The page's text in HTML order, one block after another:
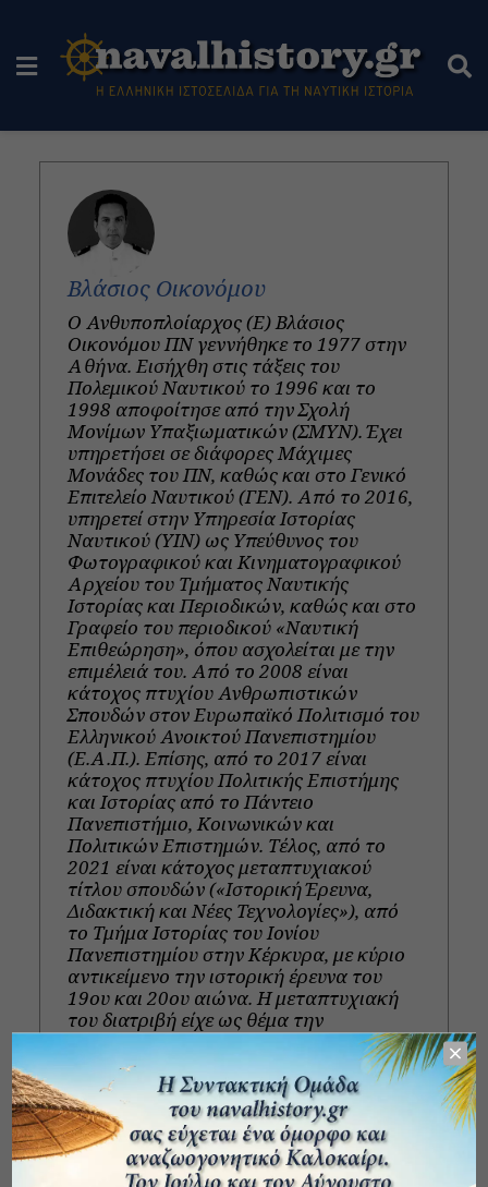
Βλάσιος Οικονόμου
Ο Ανθυποπλοίαρχος (Ε) Βλάσιος
Οικονόμου ΠΝ γεννήθηκε το 1977 στην
Αθήνα. Εισήχθη στις τάξεις του
Πολεμικού Ναυτικού το 1996 και το
1998 αποφοίτησε από την Σχολή
Μονίμων Υπαξιωματικών (ΣΜΥΝ). Έχει
υπηρετήσει σε διάφορες Μάχιμες
Μονάδες του ΠΝ, καθώς και στο Γενικό
Επιτελείο Ναυτικού (ΓΕΝ). Από το 2016,
υπηρετεί στην Υπηρεσία Ιστορίας
Ναυτικού (ΥΙΝ) ως Υπεύθυνος του
Φωτογραφικού και Κινηματογραφικού
Αρχείου του Τμήματος Ναυτικής
Ιστορίας και Περιοδικών, καθώς και στο
Γραφείο του περιοδικού «Ναυτική
Επιθεώρηση», όπου ασχολείται με την
επιμέλειά του. Από το 2008 είναι
κάτοχος πτυχίου Ανθρωπιστικών
Σπουδών στον Ευρωπαϊκό Πολιτισμό του
Ελληνικού Ανοικτού Πανεπιστημίου
(Ε.Α.Π.). Επίσης, από το 2017 είναι
κάτοχος πτυχίου Πολιτικής Επιστήμης
και Ιστορίας από το Πάντειο
Πανεπιστήμιο, Κοινωνικών και
Πολιτικών Επιστημών. Τέλος, από το
2021 είναι κάτοχος μεταπτυχιακού
τίτλου σπουδών («Ιστορική Έρευνα,
Διδακτική και Νέες Τεχνολογίες»), από
το Τμήμα Ιστορίας του Ιονίου
Πανεπιστημίου στην Κέρκυρα, με κύριο
αντικείμενο την ιστορική έρευνα του
19ου και 20ου αιώνα. Η μεταπτυχιακή
του διατριβή είχε ως θέμα την
επιχειρησιακή διάσταση της ναυμαχίας
του Ναβαρίνου και την πρόσληψή της
στη δημόσια σφαίρα. Άρθρα του με
ιστορικό περιεχόμενο έχουν δημοσιευθεί
στο περιοδικό της Ναυτικής
Επιθεώρησης. Είναι μέλος της Ελληνικής
Αρχειακής Εταιρείας (Ε.Α.Ε).